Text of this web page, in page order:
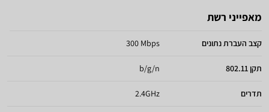
מאפייני רשת
קצב העברת נתונים 300 Mbps
תקן 802.11 b/g/n
תדרים 2.4GHz